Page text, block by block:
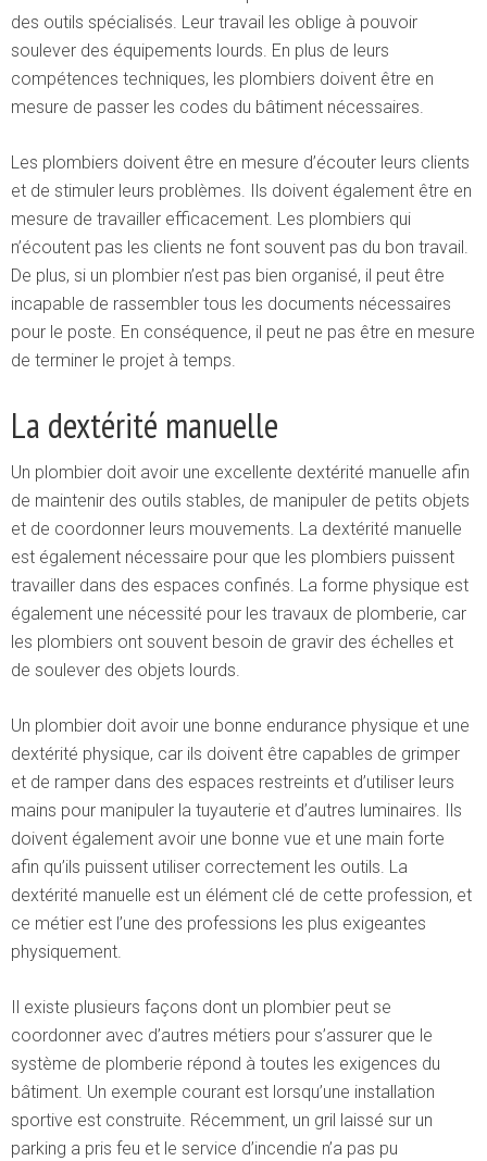
des outils spécialisés. Leur travail les oblige à pouvoir
soulever des équipements lourds. En plus de leurs
compétences techniques, les plombiers doivent être en
mesure de passer les codes du bâtiment nécessaires.
Les plombiers doivent être en mesure d’écouter leurs clients
et de stimuler leurs problèmes. Ils doivent également être en
mesure de travailler efficacement. Les plombiers qui
n’écoutent pas les clients ne font souvent pas du bon travail.
De plus, si un plombier n’est pas bien organisé, il peut être
incapable de rassembler tous les documents nécessaires
pour le poste. En conséquence, il peut ne pas être en mesure
de terminer le projet à temps.
La dextérité manuelle
Un plombier doit avoir une excellente dextérité manuelle afin
de maintenir des outils stables, de manipuler de petits objets
et de coordonner leurs mouvements. La dextérité manuelle
est également nécessaire pour que les plombiers puissent
travailler dans des espaces confinés. La forme physique est
également une nécessité pour les travaux de plomberie, car
les plombiers ont souvent besoin de gravir des échelles et
de soulever des objets lourds.
Un plombier doit avoir une bonne endurance physique et une
dextérité physique, car ils doivent être capables de grimper
et de ramper dans des espaces restreints et d’utiliser leurs
mains pour manipuler la tuyauterie et d’autres luminaires. Ils
doivent également avoir une bonne vue et une main forte
afin qu’ils puissent utiliser correctement les outils. La
dextérité manuelle est un élément clé de cette profession, et
ce métier est l’une des professions les plus exigeantes
physiquement.
Il existe plusieurs façons dont un plombier peut se
coordonner avec d’autres métiers pour s’assurer que le
système de plomberie répond à toutes les exigences du
bâtiment. Un exemple courant est lorsqu’une installation
sportive est construite. Récemment, un gril laissé sur un
parking a pris feu et le service d’incendie n’a pas pu